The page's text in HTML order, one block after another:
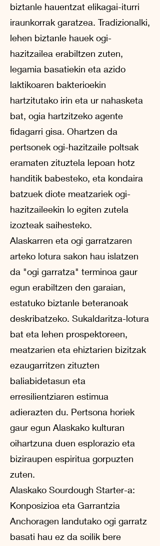
biztanle hauentzat elikagai-iturri
iraunkorrak garatzea. Tradizionalki,
lehen biztanle hauek ogi-
hazitzailea erabiltzen zuten,
legamia basatiekin eta azido
laktikoaren bakterioekin
hartzitutako irin eta ur nahasketa
bat, ogia hartzitzeko agente
fidagarri gisa. Ohartzen da
pertsonek ogi-hazitzaile poltsak
eramaten zituztela lepoan hotz
handitik babesteko, eta kondaira
batzuek diote meatzariek ogi-
hazitzaileekin lo egiten zutela
izozteak saihesteko.
Alaskarren eta ogi garratzaren
arteko lotura sakon hau islatzen
da "ogi garratza" terminoa gaur
egun erabiltzen den garaian,
estatuko biztanle beteranoak
deskribatzeko. Sukaldaritza-lotura
bat eta lehen prospektoreen,
meatzarien eta ehiztarien bizitzak
ezaugarritzen zituzten
baliabidetasun eta
erresilientziaren estimua
adierazten du. Pertsona horiek
gaur egun Alaskako kulturan
oihartzuna duen esplorazio eta
biziraupen espiritua gorpuzten
zuten.
Alaskako Sourdough Starter-a:
Konposizioa eta Garrantzia
Anchoragen landutako ogi garratz
basati hau ez da soilik bere